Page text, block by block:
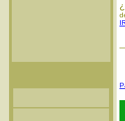
¿